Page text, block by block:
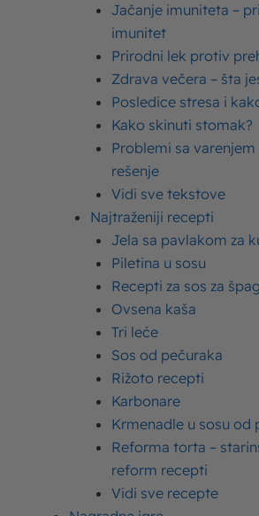
Jačanje imuniteta –
imunitet
Prirodni lek protiv
Zdrava večera – šta
Posledice stresa i
Kako skinuti stomak?
Problemi sa
rešenje
Vidi sve tekstove
Najtraženiji recepti
Jela sa pavlakom za
Piletina u sosu
Recepti za sos za
Ovsena kaša
Tri leće
Sos od pečuraka
Rižoto recepti
Karbonare
Krmenadle u sosu od
Reforma torta –
reform recepti
Vidi sve recepte
dolivanje vode malo krčkati
Dodati mleveno meso i
prodinsta i postane rastresito.
Sipati 200g paradajz sosa, so
Smesu, uz povremeno
temperaturi, ostaviti da upije
Napraviti sos od paradajz
pavlake za kuvanje. Posoliti po
1/3 sosa izliti u pleh, tortilje
od mesa i slagati jednu do
premazati ostatkom sosa i
kačkavaljem.
Zapeći u zagrejanoj rerni na
Podelite ovaj tekst: